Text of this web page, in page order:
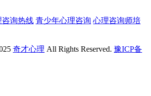
咨询热线 青少年心理咨询 心理咨询师培
奇才心理 All Rights Reserved. 豫ICP备